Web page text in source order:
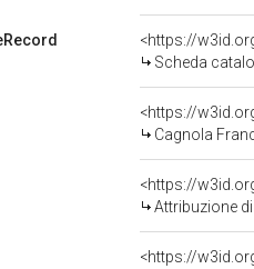
<https://
Scheda
<https://
Cagnola
<https://
Attribuzione
<https://